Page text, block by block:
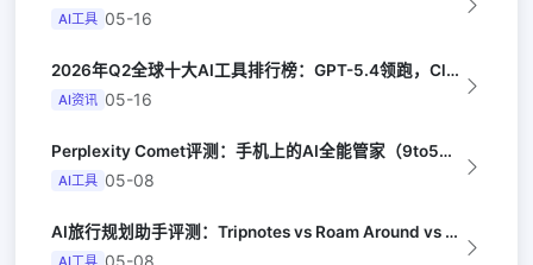
AI工具 05-16
2026年Q2全球十大AI工具排行榜：GPT-5.4领跑，Claude Opus...
AI资讯 05-16
Perplexity Comet评测：手机上的AI全能管家（9to5Google...
AI工具 05-08
AI旅行规划助手评测：Tripnotes vs Roam Around vs W...
AI工具 05-08